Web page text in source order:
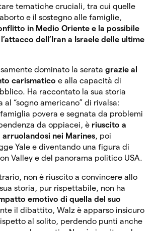
tematiche cruciali, tra cui quelle
e il sostegno alle famiglie,
in Medio Oriente e la possibile
dell’Iran a Israele delle ultime
dominato la serata grazie al
carismatico e alla capacità di
Ha raccontato la sua storia
al “sogno americano” di rivalsa:
povera e segnata da problemi
da oppiacei, è riuscito a
nei Marines, poi
Yale e diventando una figura di
Valley e del panorama politico USA.
non è riuscito a convincere allo
storia, pur rispettabile, non ha
emotivo di quella del suo
il dibattito, Walz è apparso insicuro
al solito, perdendo punti anche